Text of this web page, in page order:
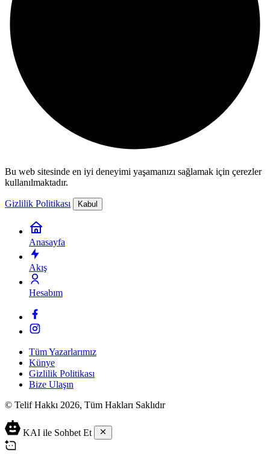
Bu web sitesinde en iyi deneyimi yaşamanızı sağlamak için çerezler
kullanılmaktadır.
Gizlilik Politikası Kabul
Anasayfa
Akış
Hesabım
Tüm Yazarlarımız
Künye
Gizlilik Politikası
Bize Ulaşın
© Telif Hakkı 2026, Tüm Hakları Saklıdır
KAI ile Sohbet Et